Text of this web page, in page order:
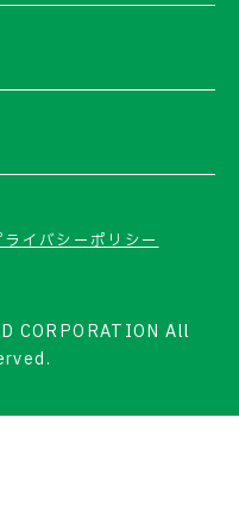
ライバシーポリシー
CORPORATION All